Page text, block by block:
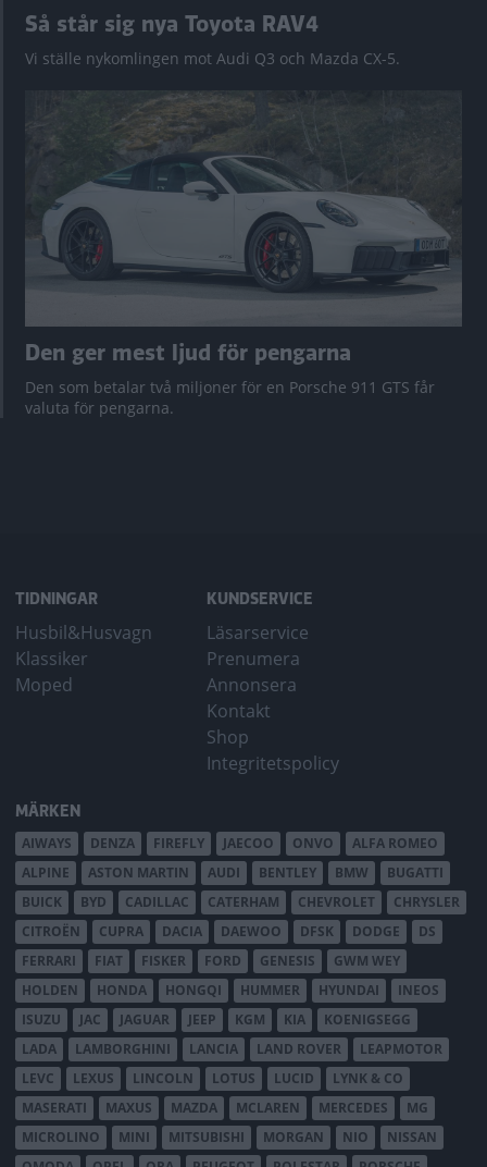
Så står sig nya Toyota RAV4
Vi ställe nykomlingen mot Audi Q3 och Mazda CX-5.
Den ger mest ljud för pengarna
Den som betalar två miljoner för en Porsche 911 GTS får
valuta för pengarna.
TIDNINGAR
Husbil&Husvagn
Klassiker
Moped
KUNDSERVICE
Läsarservice
Prenumera
Annonsera
Kontakt
Shop
Integritetspolicy
MÄRKEN
AIWAYS DENZA FIREFLY JAECOO ONVO
ALFA ROMEO
ALPINE
ASTON MARTIN AUDI BENTLEY BMW
BUGATTI
BUICK
BYD CADILLAC CATERHAM CHEVROLET
CHRYSLER
CITROËN
CUPRA DACIA DAEWOO DFSK DODGE
DS
FERRARI
FIAT FISKER FORD GENESIS
GWM WEY
HOLDEN
HONDA HONGQI HUMMER HYUNDAI
INEOS
ISUZU
JAC JAGUAR JEEP KGM KIA
KOENIGSEGG
LADA
LAMBORGHINI LANCIA LAND ROVER
LEAPMOTOR
LEVC
LEXUS LINCOLN LOTUS LUCID
LYNK & CO
MASERATI
MAXUS MAZDA MCLAREN MERCEDES
MG
MICROLINO
MINI MITSUBISHI MORGAN NIO
NISSAN